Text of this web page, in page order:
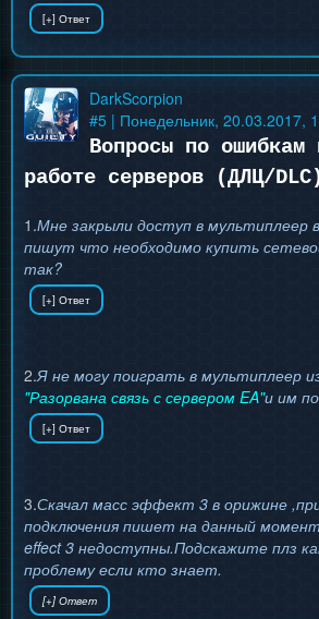
DarkScorpion
#5 | Понедельник, 20.03.2017,
Вопросы по ошибкам
работе серверов (ДЛЦ/
1.Мне закрыли доступ в мультиплеер
пишут что необходимо купить
так?
2.Я не могу поиграть в мультиплеер
"Разорвана связь с сервером EA"и им
3.Скачал масс эффект 3 в орижине
подключения пишет на данный
effect 3 недоступны.Подскажите плз
проблему если кто знает.